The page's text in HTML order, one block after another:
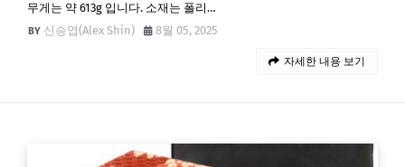
무게는 약 613g 입니다. 소재는 폴리…
신승엽(Alex Shin)
8월 05, 2025
자세한 내용 보기